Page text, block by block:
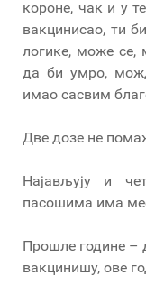
короне, чак и у
вакцинисао, ти
логике, може се,
да би умро,
имао сасвим
Две дозе не
Најављују и
пасошима има
Прошле године –
вакцинишу, ове